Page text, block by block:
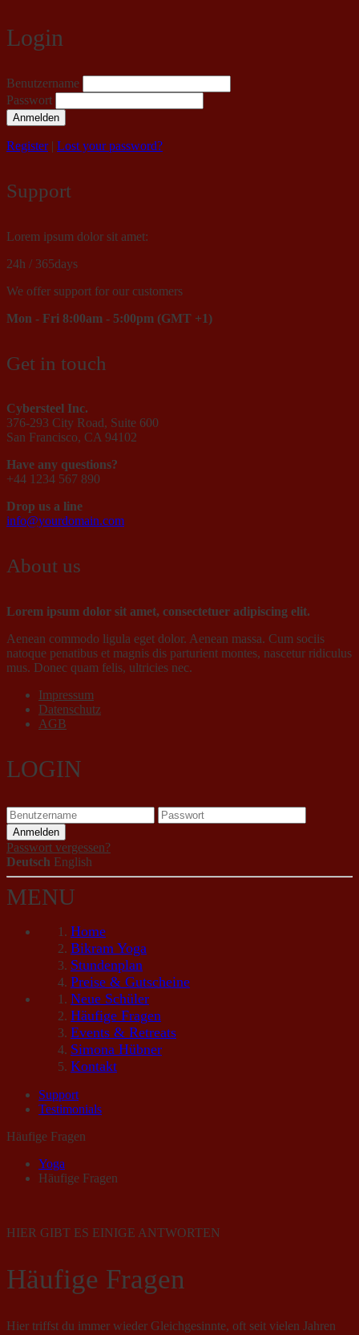
Login
Benutzername
Passwort
Anmelden
Register| Lost your password?
Support
Lorem ipsum dolor sit amet:
24h / 365days
We offer support for our customers
Mon - Fri 8:00am - 5:00pm (GMT +1)
Get in touch
Cybersteel Inc.
376-293 City Road, Suite 600
San Francisco, CA 94102
Have any questions?
+44 1234 567 890
Drop us a line
info@yourdomain.com
About us
Lorem ipsum dolor sit amet, consectetuer adipiscing elit.
Aenean commodo ligula eget dolor. Aenean massa. Cum sociis
natoque penatibus et magnis dis parturient montes, nascetur ridiculus
mus. Donec quam felis, ultricies nec.
Impressum
Datenschutz
AGB
LOGIN
Passwort vergessen?
Deutsch English
MENU
Home
Bikram Yoga
Stundenplan
Preise & Gutscheine
Neue Schüler
Häufige Fragen
Events & Retreats
Simona Hübner
Kontakt
Support
Testimonials
Häufige Fragen
Yoga
Häufige Fragen
HIER GIBT ES EINIGE ANTWORTEN
Häufige Fragen
Hier triffst du immer wieder Gleichgesinnte, oft seit vielen Jahren